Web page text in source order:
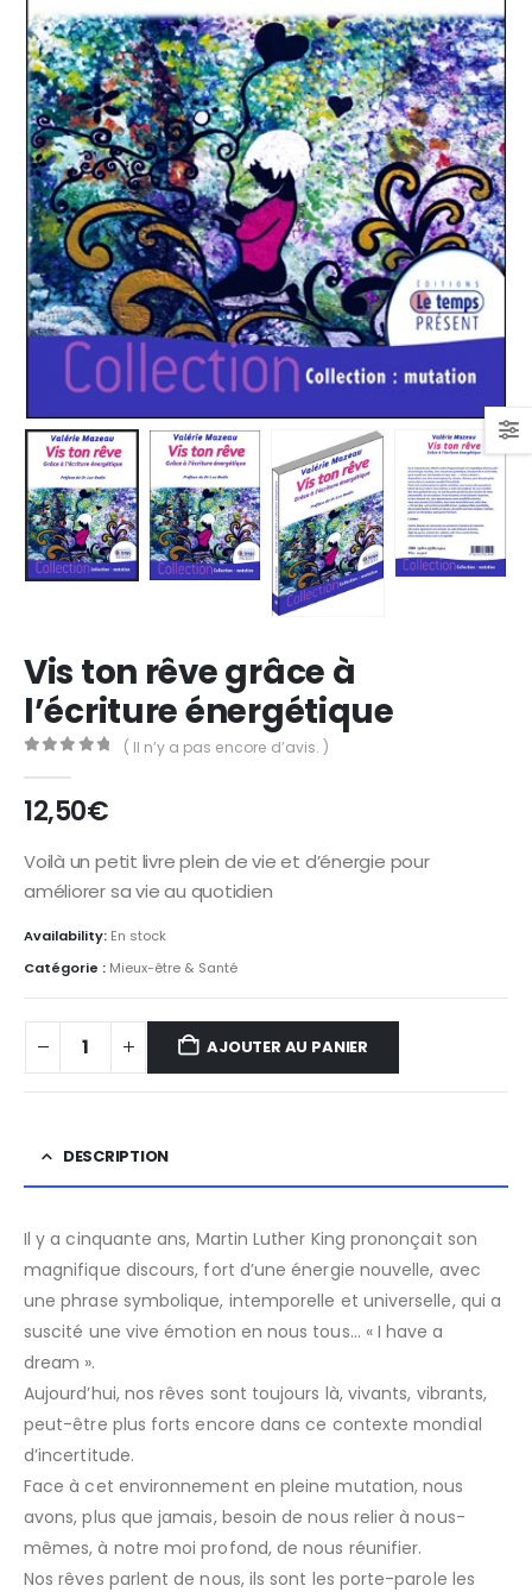
Vis ton rêve grâce à
l’écriture énergétique
( Il n’y a pas encore d’avis. )
12,50€
Voilà un petit livre plein de vie et d’énergie pour
améliorer sa vie au quotidien
Availability: En stock
Catégorie : Mieux-être & Santé
AJOUTER AU PANIER
DESCRIPTION
Il y a cinquante ans, Martin Luther King prononçait son
magnifique discours, fort d’une énergie nouvelle, avec
une phrase symbolique, intemporelle et universelle, qui a
suscité une vive émotion en nous tous… « I have a
dream ».
Aujourd’hui, nos rêves sont toujours là, vivants, vibrants,
peut-être plus forts encore dans ce contexte mondial
d’incertitude.
Face à cet environnement en pleine mutation, nous
avons, plus que jamais, besoin de nous relier à nous-
mêmes, à notre moi profond, de nous réunifier.
Nos rêves parlent de nous, ils sont les porte-parole les